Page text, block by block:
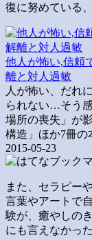
復に努めている
他人が怖い,信頼
離と対人過敏
人が怖い、だれ
られない…そう
場所の喪失」が
構造」ほか7冊の
2015-05-23
また、セラピー
言葉やアートで
験が、癒やしの
にも言えなかっ